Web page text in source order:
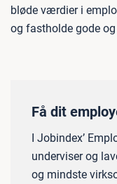
bløde værdier i
og fastholde gode
Få dit
I Jobindex’
underviser og
og mindste